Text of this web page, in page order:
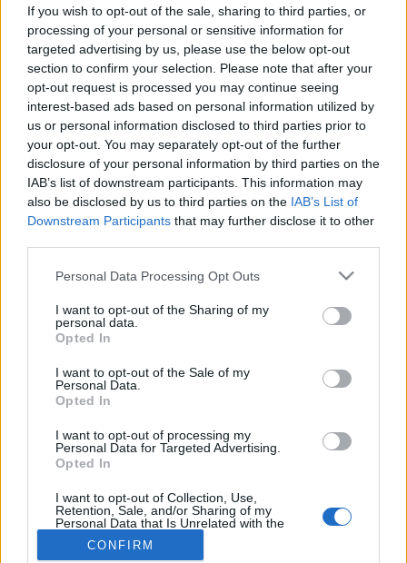
If you wish to opt-out of the sale, sharing to third parties, or
processing of your personal or sensitive information for
targeted advertising by us, please use the below opt-out
section to confirm your selection. Please note that after your
opt-out request is processed you may continue seeing
interest-based ads based on personal information utilized by
us or personal information disclosed to third parties prior to
your opt-out. You may separately opt-out of the further
disclosure of your personal information by third parties on the
IAB’s list of downstream participants. This information may
also be disclosed by us to third parties on the IAB’s List of
Downstream Participants that may further disclose it to other
Please note that this website/app uses one or more Google
not limited to your visit or usage behaviour. You may click to
grant or deny consent to Google and its third-party tags to
use your data for below specified purposes in below Google
consent section.
Personal Data Processing Opt Outs
I want to opt-out of the Sharing of my
personal data.
Opted In
I want to opt-out of the Sale of my
Personal Data.
Opted In
I want to opt-out of processing my
Personal Data for Targeted Advertising.
Opted In
I want to opt-out of Collection, Use,
Retention, Sale, and/or Sharing of my
Personal Data that Is Unrelated with the
Purposes for which it was collected.
Opted Out
CONFIRM
elektromos rollert vezetni